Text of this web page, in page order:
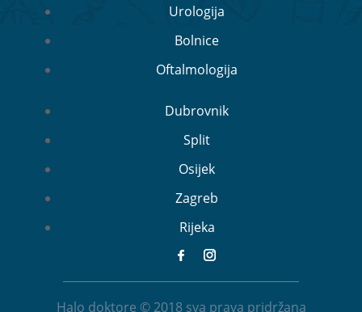
Urologija
Bolnice
Oftalmologija
Dubrovnik
Split
Osijek
Zagreb
Rijeka
Halo doktore © 2018 sva prava pridržana